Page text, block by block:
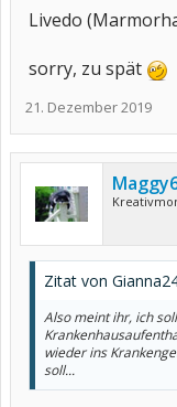
Livedo
sorry, zu spät
21. Dezember 2019
Zitat von
Also meint ihr, ich
wieder ins
soll...